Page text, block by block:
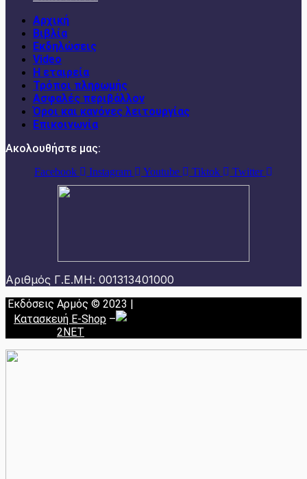
Αρχική
Βιβλία
Εκδηλώσεις
Video
Η εταιρεία
Τρόποι πληρωμής
Ασφαλές περιβάλλον
Όροι και κανόνες λειτουργίας
Επικοινωνία
Ακολουθήστε μας:
Facebook Instagram Youtube Tiktok Twitter
Αριθμός Γ.Ε.ΜΗ: 001313401000
Εκδόσεις Αρμός © 2023 |
Κατασκευή E-Shop –
2NET